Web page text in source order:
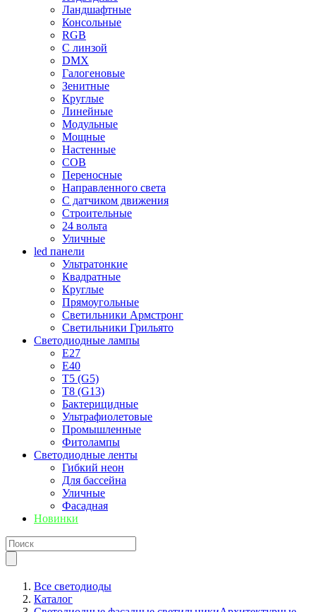
Ландшафтные
Консольные
RGB
С линзой
DMX
Галогеновые
Зенитные
Круглые
Линейные
Модульные
Мощные
Настенные
COB
Переносные
Направленного света
С датчиком движения
Строительные
24 вольта
Уличные
led панели
Ультратонкие
Квадратные
Круглые
Прямоугольные
Светильники Армстронг
Светильники Грильято
Светодиодные лампы
E27
Е40
T5 (G5)
T8 (G13)
Бактерицидные
Ультрафиолетовые
Промышленные
Фитолампы
Светодиодные ленты
Гибкий неон
Для бассейна
Уличные
Фасадная
Новинки
Все светодиоды
Каталог